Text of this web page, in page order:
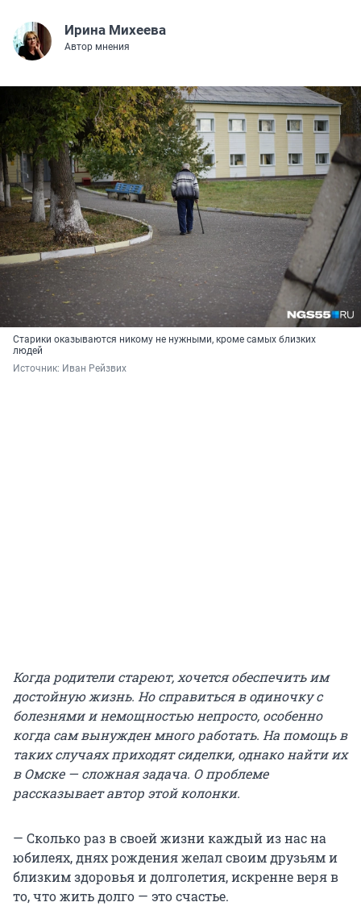
Ирина Михеева
Автор мнения
Старики оказываются никому не нужными, кроме самых близких
людей
Источник: Иван Рейзвих
Когда родители стареют, хочется обеспечить им
достойную жизнь. Но справиться в одиночку с
болезнями и немощностью непросто, особенно
когда сам вынужден много работать. На помощь в
таких случаях приходят сиделки, однако найти их
в Омске — сложная задача. О проблеме
рассказывает автор этой колонки.
— Сколько раз в своей жизни каждый из нас на
юбилеях, днях рождения желал своим друзьям и
близким здоровья и долголетия, искренне веря в
то, что жить долго — это счастье.